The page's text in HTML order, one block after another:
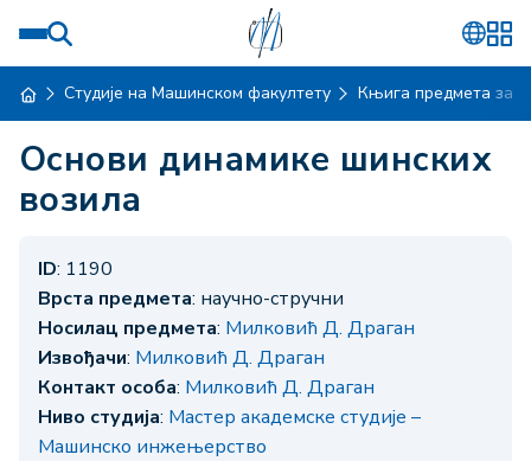
Студије на Машинском факултету Књига предмета за
Основи динамике шинских
возила
ID: 1190
Врста предмета: научно-стручни
Носилац предмета: Милковић Д. Драган
Извођачи: Милковић Д. Драган
Контакт особа: Милковић Д. Драган
Ниво студија: Мастер академске студије –
Машинско инжењерство